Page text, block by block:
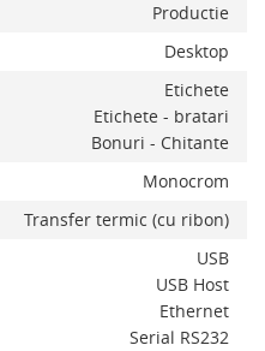
Productie
Desktop
Etichete
Etichete - bratari
Bonuri - Chitante
Monocrom
Transfer termic (cu ribon)
USB
USB Host
Ethernet
Serial RS232